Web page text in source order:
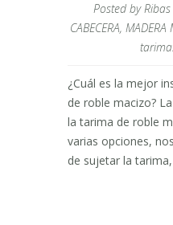
Posted byRibas
CABECERA, MADERA
¿Cuál es la mejor
de roble macizo?
la tarima de roble
varias opciones,
de sujetar la